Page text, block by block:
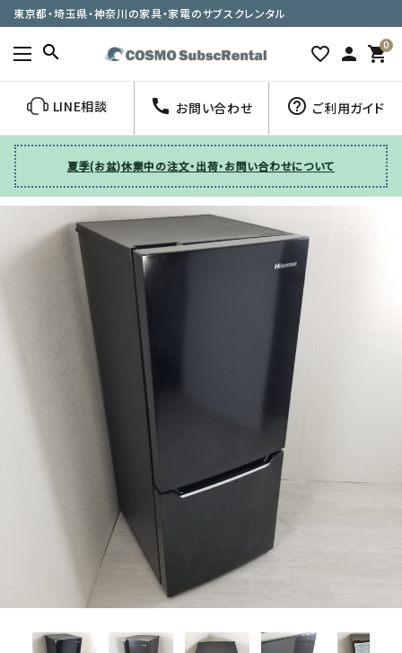
東京都・埼玉県・神奈川の家具・家電のサブスクレンタル
search favorite_border person 0
shopping_cart
LINE相談 call お問い合わせ help_outline ご利用ガイド
夏季(お盆)休業中の注文・出荷・お問い合わせについて